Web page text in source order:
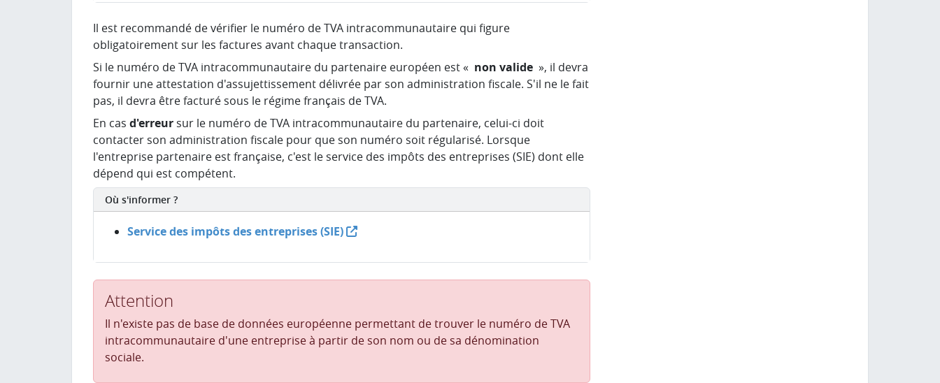
Il est recommandé de vérifier le numéro de TVA intracommunautaire qui figure
obligatoirement sur les factures avant chaque transaction.
Si le numéro de TVA intracommunautaire du partenaire européen est « non valide », il devra
fournir une attestation d'assujettissement délivrée par son administration fiscale. S'il ne le fait
pas, il devra être facturé sous le régime français de TVA.
En cas d'erreur sur le numéro de TVA intracommunautaire du partenaire, celui-ci doit
contacter son administration fiscale pour que son numéro soit régularisé. Lorsque
l'entreprise partenaire est française, c'est le service des impôts des entreprises (SIE) dont elle
dépend qui est compétent.
Où s'informer ?
Service des impôts des entreprises (SIE)
Attention
Il n'existe pas de base de données européenne permettant de trouver le numéro de TVA
intracommunautaire d'une entreprise à partir de son nom ou de sa dénomination
sociale.